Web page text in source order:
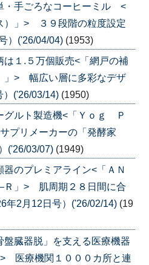
・手ごろなコーヒーミル <
）」> ３９段階の粒度設定
）('26/04/04) (1953)
１.５万個販売<「網戸の補
」> 幅広い層に多彩なデザ
）('26/03/14) (1950)
グルト製造機<「Ｙｏｇ Ｐ
プリメーカーの「発酵家
('26/03/07) (1949)
のプレミアライン<「ＡＮ
」> 肌周期２８日間に合
年2月12日号）('26/02/14) (19
臓器脱」を支える医療機器
医療機関１０００カ所と連